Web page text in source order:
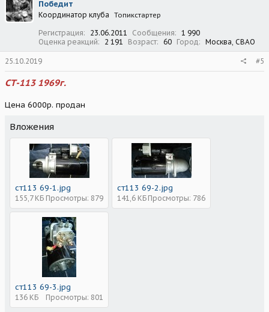
Победит
Координатор клуба Топикстартер
Регистрация 23.06.2011 Сообщения
1 990
Оценка реакций
2 191 Возраст 60 Город Москва, СВАО
25.10.2019 #5
СТ-113 1969г.
Цена 6000р. продан
Вложения
ст113 69-1.jpg
155,7 КБ Просмотры: 879
ст113 69-2.jpg
141,6 КБ Просмотры: 786
ст113 69-3.jpg
136 КБ Просмотры: 801